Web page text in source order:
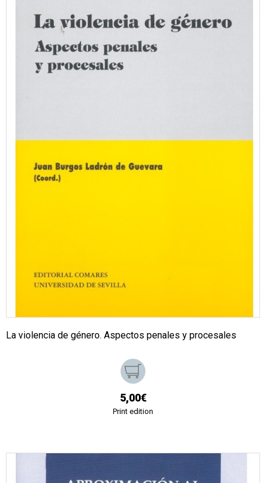
La violencia de género. Aspectos penales y procesales
5,00€
Print edition